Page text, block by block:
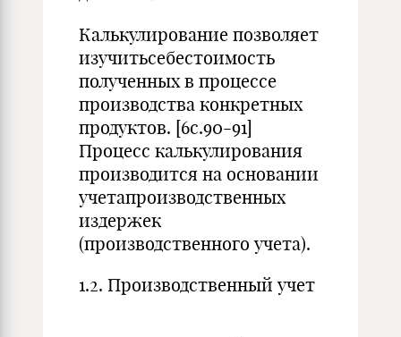
Калькулирование позволяет
изучитьсебестоимость
полученных в процессе
производства конкретных
продуктов. [6с.90-91]
Процесс калькулирования
производится на основании
учетапроизводственных
издержек
(производственного учета).
1.2. Производственный учет